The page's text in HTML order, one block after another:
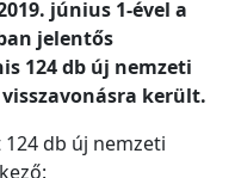
június 1-ével a
jelentős
124 db új nemzeti
került.
db új nemzeti